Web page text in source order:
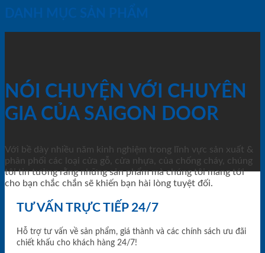
DANH MỤC SẢN PHẨM
NÓI CHUYỆN VỚI CHUYÊN
GIA CỦA SAIGON DOOR
Với bề dày nhiều năm kinh nghiệm trong lĩnh vực sản xuất &
phân phối các loại cửa gỗ, cửa nhựa, của chống cháy, chúng
tôi tin tưởng rằng những sản phẩm mà chúng tôi mang tới
cho bạn chắc chắn sẽ khiến bạn hài lòng tuyệt đối.
TƯ VẤN TRỰC TIẾP 24/7
Hỗ trợ tư vấn về sản phẩm, giá thành và các chính sách ưu đãi
chiết khấu cho khách hàng 24/7!